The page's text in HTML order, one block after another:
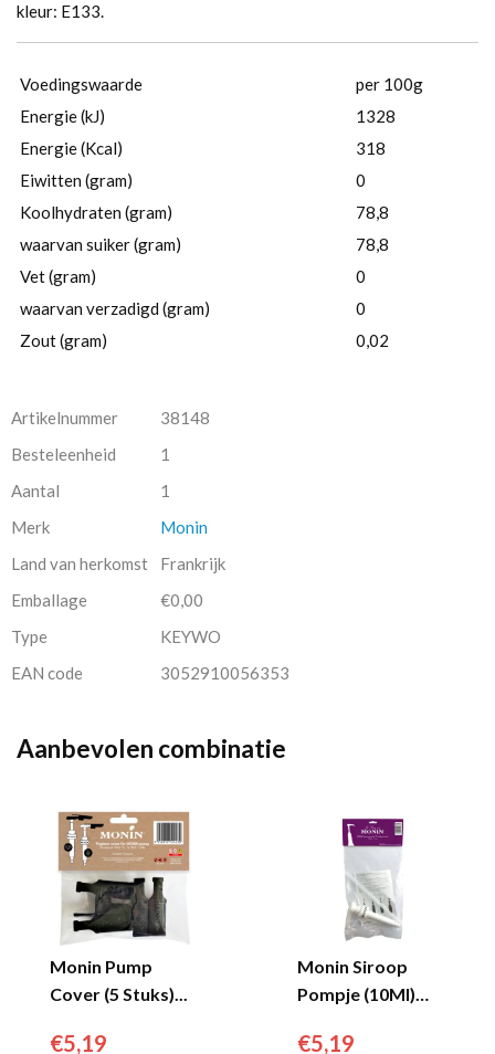
kleur: E133.
Voedingswaarde
per 100g
Energie (kJ)
1328
Energie (Kcal)
318
Eiwitten (gram)
0
Koolhydraten (gram)
78,8
waarvan suiker (gram)
78,8
Vet (gram)
0
waarvan verzadigd (gram)
0
Zout (gram)
0,02
Artikelnummer
38148
Besteleenheid
1
Aantal
1
Merk
Monin
Land van herkomst
Frankrijk
Emballage
€0,00
Type
KEYWO
EAN code
3052910056353
Aanbevolen combinatie
Monin Pump
Cover (5 Stuks)...
€5,19
Monin Siroop
Pompje (10Ml)
€5,19